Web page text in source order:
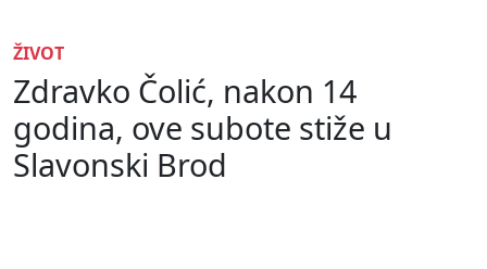
ŽIVOT
Zdravko Čolić, nakon 14
godina, ove subote stiže u
Slavonski Brod